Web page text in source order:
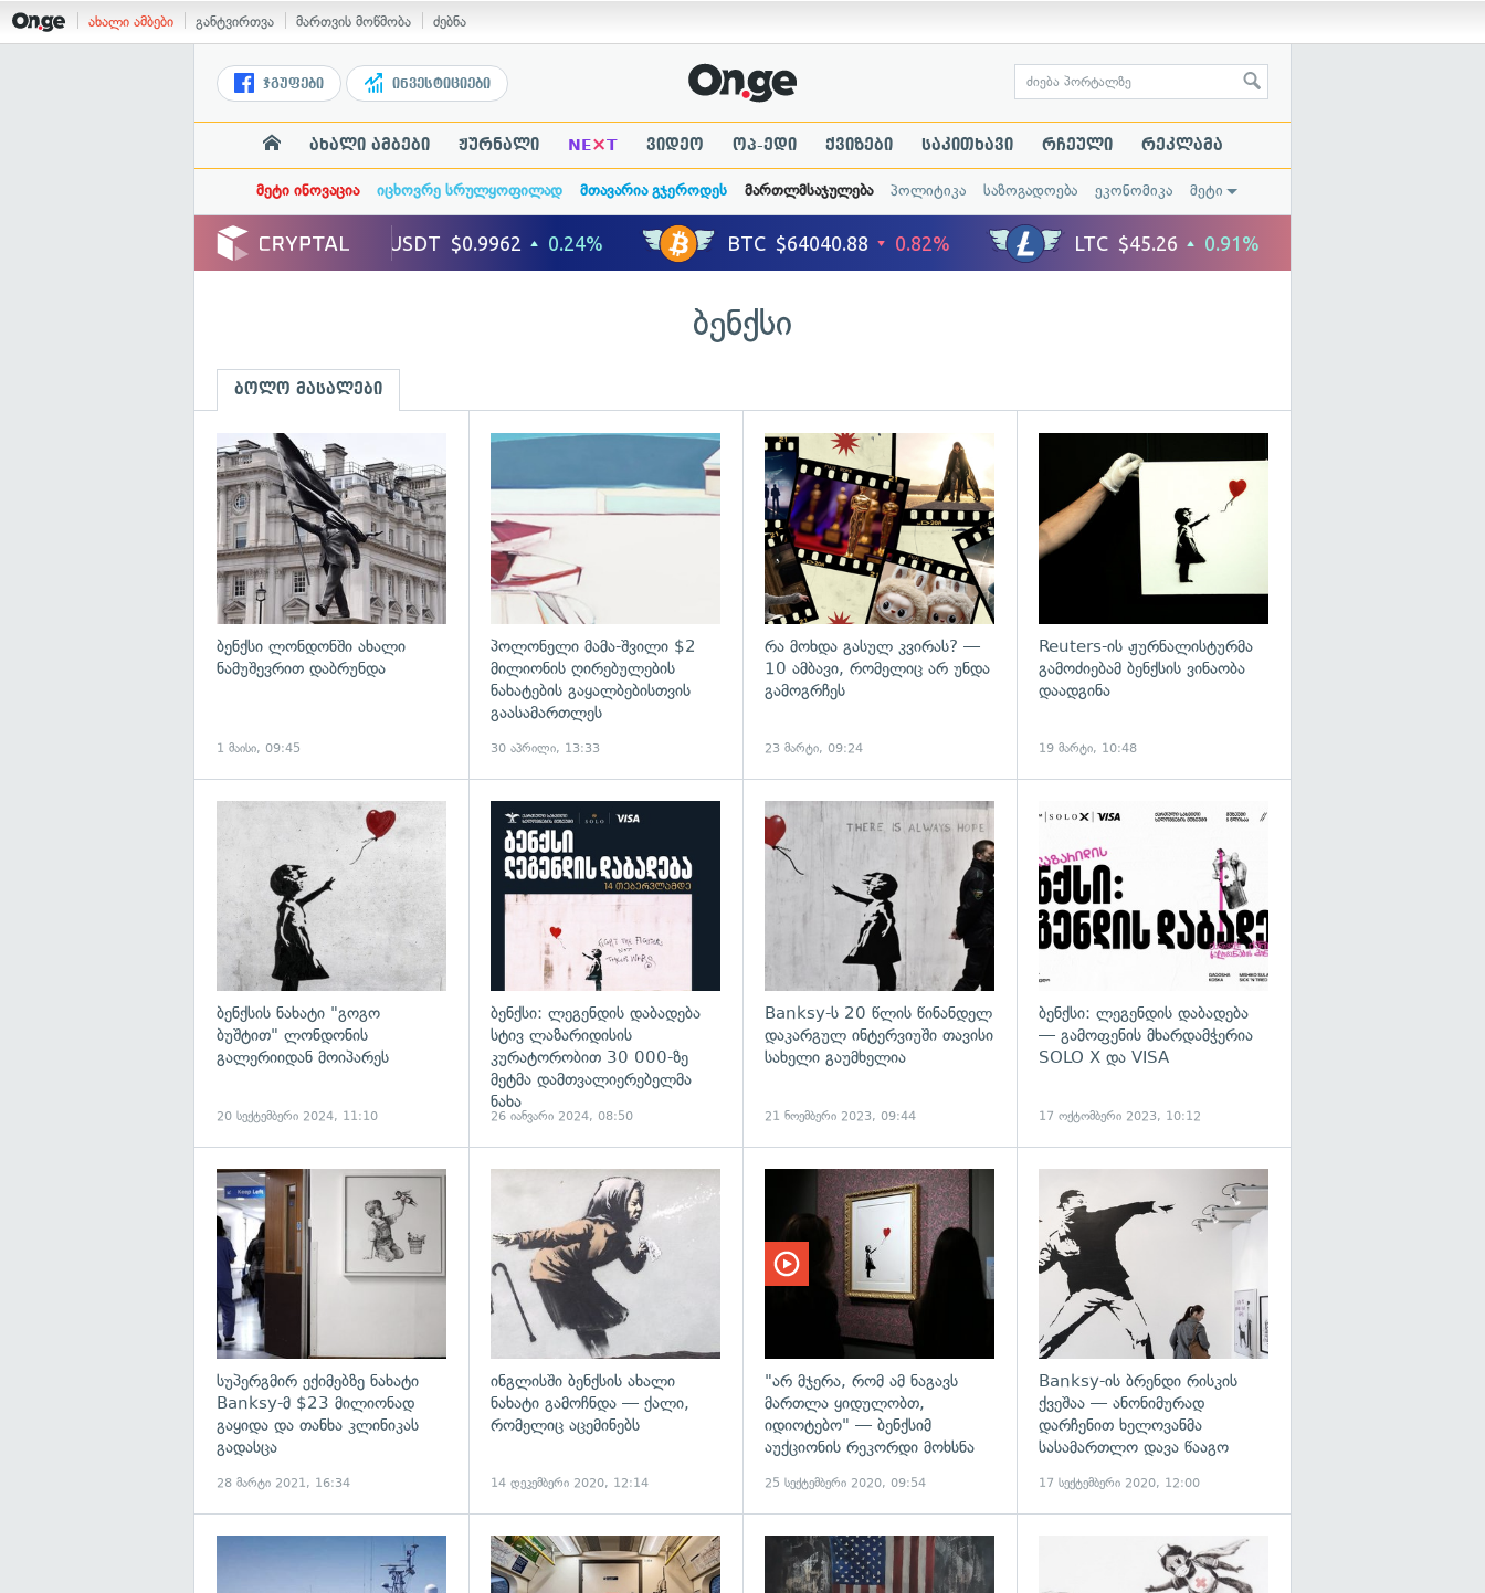
ახალი ამბები განტვირთვა მართვის მოწმობა ძებნა
ჯგუფები ინვესტიციები
ახალი ამბები ჟურნალი NE×T ვიდეო ოპ-ედი ქვიზები საკითხავი რჩეული რეკლამა
მეტი ინოვაცია იცხოვრე სრულყოფილად მთავარია გჯეროდეს მართლმსაჯულება პოლიტიკა საზოგადოება ეკონომიკა მეტი
ბენქსი
ბოლო მასალები
ბენქსი ლონდონში ახალი
ნამუშევრით დაბრუნდა
1 მაისი, 09:45
გადახედვა
პოლონელი მამა-შვილი $2
მილიონის ღირებულების
ნახატების გაყალბებისთვის
გაასამართლეს
30 აპრილი, 13:33
რა მოხდა გასულ კვირას? —
10 ამბავი, რომელიც არ უნდა
გამოგრჩეს
23 მარტი, 09:24
Reuters-ის ჟურნალისტურმა
გამოძიებამ ბენქსის ვინაობა
დაადგინა
19 მარტი, 10:48
გადახედვა
ბენქსის ნახატი "გოგო
ბუშტით" ლონდონის
გალერიიდან მოიპარეს
20 სექტემბერი 2024, 11:10
ბენქსი: ლეგენდის დაბადება
სტივ ლაზარიდისის
კურატორობით 30 000-ზე
მეტმა დამთვალიერებელმა
ნახა
26 იანვარი 2024, 08:50
გადახედვა
Banksy-ს 20 წლის წინანდელ
დაკარგულ ინტერვიუში თავისი
სახელი გაუმხელია
21 ნოემბერი 2023, 09:44
ბენქსი: ლეგენდის დაბადება
— გამოფენის მხარდამჭერია
SOLO X და VISA
17 ოქტომბერი 2023, 10:12
სუპერგმირ ექიმებზე ნახატი
Banksy-მ $23 მილიონად
გაყიდა და თანხა კლინიკას
გადასცა
28 მარტი 2021, 16:34
გადახედვა
ინგლისში ბენქსის ახალი
ნახატი გამოჩნდა — ქალი,
რომელიც აცემინებს
14 დეკემბერი 2020, 12:14
"არ მჯერა, რომ ამ ნაგავს
მართლა ყიდულობთ,
იდიოტებო" — ბენქსიმ
აუქციონის რეკორდი მოხსნა
25 სექტემბერი 2020, 09:54
Banksy-ის ბრენდი რისკის
ქვეშაა — ანონიმურად
დარჩენით ხელოვანმა
სასამართლო დავა წააგო
17 სექტემბერი 2020, 12:00
გადახედვა